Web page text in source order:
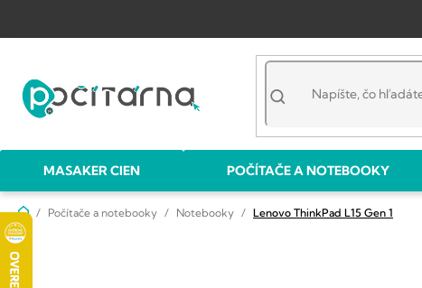
obsah
MASAKER CIEN POČÍTAČE A NOTEBOOKY
DomovPočítače a notebooky Notebooky Lenovo ThinkPad L15 Gen 1